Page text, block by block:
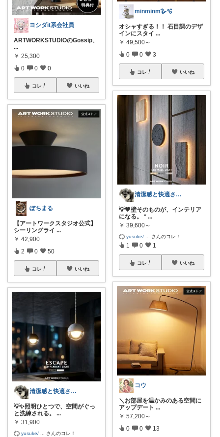
ヨシダit系会社員
ARTWORKSTUDIOのGossip、
...
￥ 25,300
0 0 0
コレ いいね
ぽちまる
【アートワークスタジオ公式】
シーリングライ ...
￥ 42,900
2 0 50
コレ いいね
清潔感と快適さを整える大人のインテリア部
💡✨照明ひとつで、空間がぐっ
と洗練される。
...
￥ 31,900
yusuke/ さんのコレ！
minminm🪿🫧
オシャすぎる！！ 石目調のデザ
インにスタイ ...
￥ 49,500～
0 0 3
コレ いいね
清潔感と快適さを整える大人のインテリア部
💡🖤壁そのものが、インテリア
になる。 * ...
￥ 39,600～
yusuke/ さんのコレ！
1 0 1
コレ いいね
コウ
​＼お部屋を温かみのある空間に
アップデート ...
￥ 57,200～
0 0 13